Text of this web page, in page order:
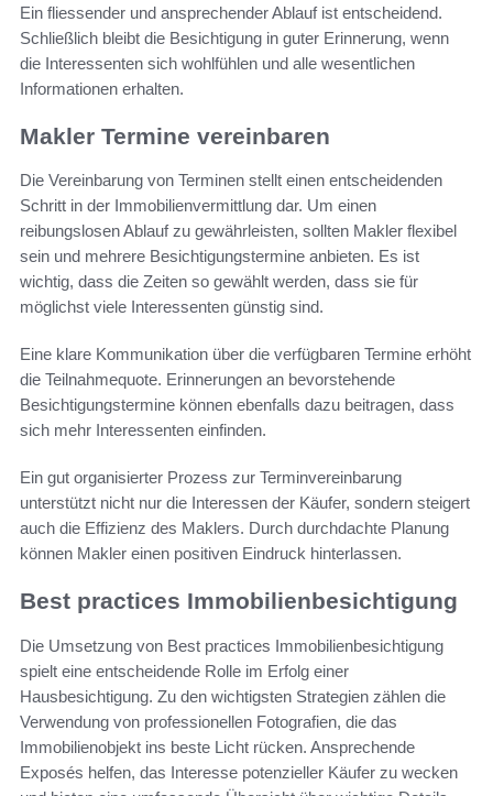
Ein fliessender und ansprechender Ablauf ist entscheidend.
Schließlich bleibt die Besichtigung in guter Erinnerung, wenn
die Interessenten sich wohlfühlen und alle wesentlichen
Informationen erhalten.
Makler Termine vereinbaren
Die Vereinbarung von Terminen stellt einen entscheidenden
Schritt in der Immobilienvermittlung dar. Um einen
reibungslosen Ablauf zu gewährleisten, sollten Makler flexibel
sein und mehrere Besichtigungstermine anbieten. Es ist
wichtig, dass die Zeiten so gewählt werden, dass sie für
möglichst viele Interessenten günstig sind.
Eine klare Kommunikation über die verfügbaren Termine erhöht
die Teilnahmequote. Erinnerungen an bevorstehende
Besichtigungstermine können ebenfalls dazu beitragen, dass
sich mehr Interessenten einfinden.
Ein gut organisierter Prozess zur Terminvereinbarung
unterstützt nicht nur die Interessen der Käufer, sondern steigert
auch die Effizienz des Maklers. Durch durchdachte Planung
können Makler einen positiven Eindruck hinterlassen.
Best practices Immobilienbesichtigung
Die Umsetzung von Best practices Immobilienbesichtigung
spielt eine entscheidende Rolle im Erfolg einer
Hausbesichtigung. Zu den wichtigsten Strategien zählen die
Verwendung von professionellen Fotografien, die das
Immobilienobjekt ins beste Licht rücken. Ansprechende
Exposés helfen, das Interesse potenzieller Käufer zu wecken